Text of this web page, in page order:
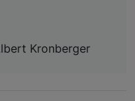
Kronberger